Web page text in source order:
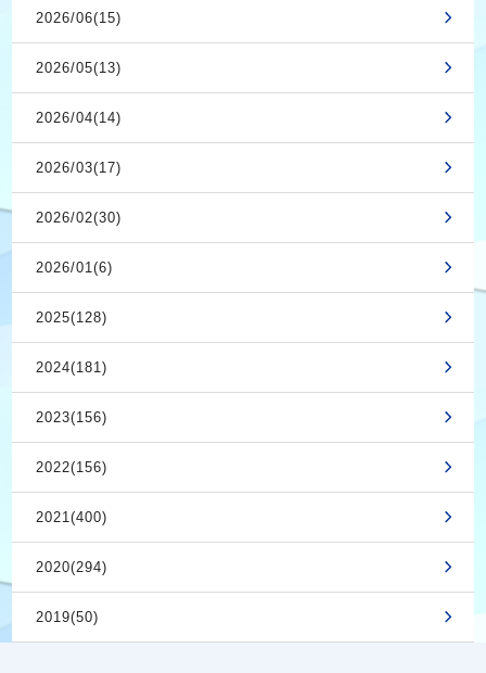
2026/06(15)
2026/05(13)
2026/04(14)
2026/03(17)
2026/02(30)
2026/01(6)
2025(128)
2024(181)
2023(156)
2022(156)
2021(400)
2020(294)
2019(50)